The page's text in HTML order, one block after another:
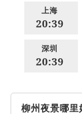
上海
20:39
深圳
20:39
柳州夜景哪里